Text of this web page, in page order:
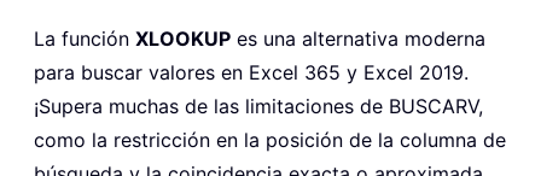
La función XLOOKUP es una alternativa moderna
para buscar valores en Excel 365 y Excel 2019.
¡Supera muchas de las limitaciones de BUSCARV,
como la restricción en la posición de la columna de